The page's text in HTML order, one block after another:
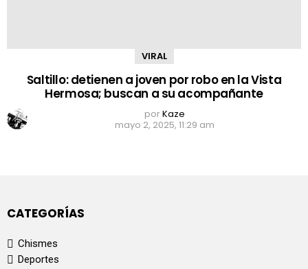
VIRAL
Saltillo: detienen a joven por robo en la Vista
Hermosa; buscan a su acompañante
porKaze
mayo 2, 2025, 11:29 am
CATEGORÍAS
Chismes
Deportes